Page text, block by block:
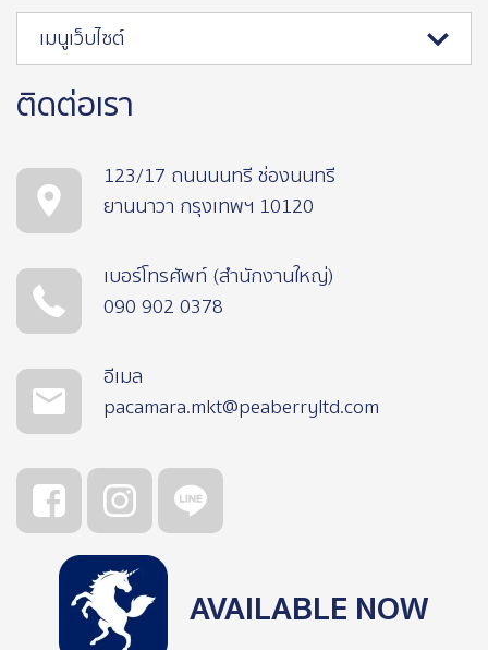
เมนูเว็บไซต์
ติดต่อเรา
123/17 ถนนนนทรี ช่องนนทรี
ยานนาวา กรุงเทพฯ 10120
เบอร์โทรศัพท์ (สำนักงานใหญ่)
090 902 0378
อีเมล
pacamara.mkt@peaberryltd.com
AVAILABLE NOW